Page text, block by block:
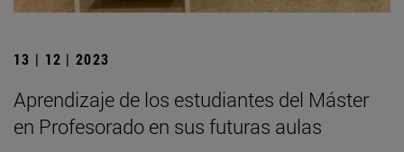
13 | 12 | 2023
Aprendizaje de los estudiantes del Máster
en Profesorado en sus futuras aulas